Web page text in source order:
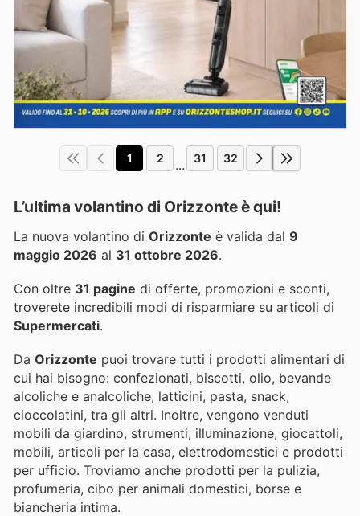
1 2 ... 31 32
L’ultima volantino di Orizzonte è qui!
La nuova volantino di Orizzonte è valida dal 9
maggio 2026 al 31 ottobre 2026.
Con oltre 31 pagine di offerte, promozioni e sconti,
troverete incredibili modi di risparmiare su articoli di
Supermercati.
Da Orizzonte puoi trovare tutti i prodotti alimentari di
cui hai bisogno: confezionati, biscotti, olio, bevande
alcoliche e analcoliche, latticini, pasta, snack,
cioccolatini, tra gli altri. Inoltre, vengono venduti
mobili da giardino, strumenti, illuminazione, giocattoli,
mobili, articoli per la casa, elettrodomestici e prodotti
per ufficio. Troviamo anche prodotti per la pulizia,
profumeria, cibo per animali domestici, borse e
biancheria intima.